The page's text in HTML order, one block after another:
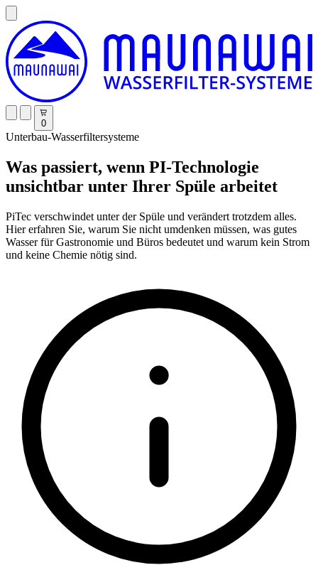
0
Unterbau-Wasserfiltersysteme
Was passiert, wenn PI-Technologie
unsichtbar unter Ihrer Spüle arbeitet
PiTec verschwindet unter der Spüle und verändert trotzdem alles.
Hier erfahren Sie, warum Sie nicht umdenken müssen, was gutes
Wasser für Gastronomie und Büros bedeutet und warum kein Strom
und keine Chemie nötig sind.